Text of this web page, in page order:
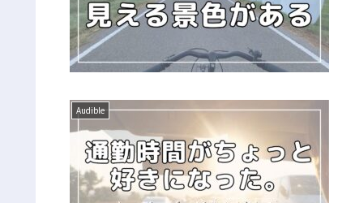
Audible